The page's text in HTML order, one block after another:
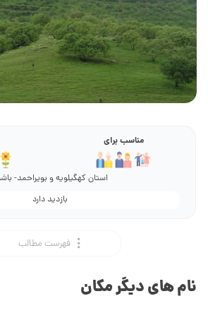
مناسب برای
استان کهگیلویه و بویراحمد-
بازدید دارد
فهرست مطالب
نام های دیگر مکان